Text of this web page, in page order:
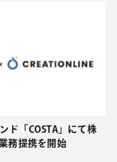
ド「COSTA」にて株
務提携を開始